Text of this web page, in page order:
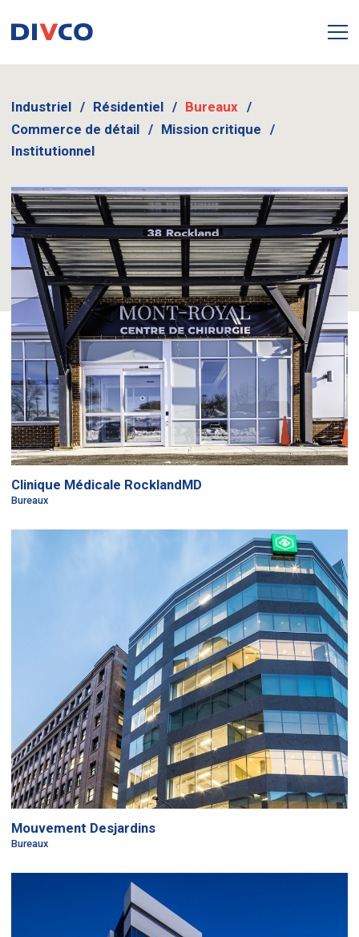
Industriel Résidentiel
Bureaux
Commerce de détail
Mission critique
Institutionnel
Clinique Médicale RocklandMD
Bureaux
Mouvement Desjardins
Bureaux